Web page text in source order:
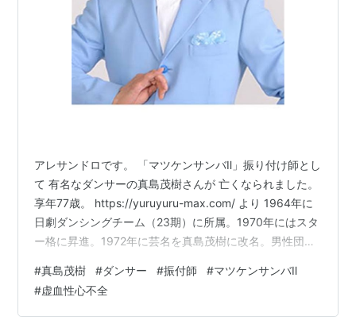
アレサンドロです。 「マツケンサンバⅡ」振り付け師とし
て 有名なダンサーの真島茂樹さんが 亡くなられました。
享年77歳。 https://yuruyuru-max.com/ より 1964年に
日劇ダンシングチーム（23期）に所属。1970年にはスタ
ー格に昇進。1972年に芸名を真島茂樹に改名。男性団員
る。1981年に日劇は閉館に伴いチームも解散。 ダンス講
師やミュージカル等に出演し活躍，日本舞踊をベースに
振り付けを行った2004年「マツケンサンバII」が大ヒッ
#真島茂樹 #ダンサー #振付師 #マツケンサンバⅡ
#虚血性心不全